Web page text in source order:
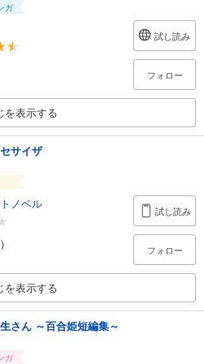
ガ
試し読み
フォロー
を表示する
サイザ
ノベル
試し読み
フォロー
を表示する
さん ～百合姫短編集～
ガ